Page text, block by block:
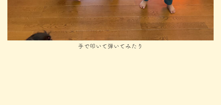
手で叩いて弾いてみたり